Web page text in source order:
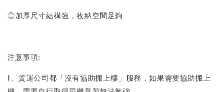
◎加厚尺寸結構強，收納空間足夠
注意事項:
1、貨運公司都「沒有協助搬上樓」服務，如果需要協助搬上